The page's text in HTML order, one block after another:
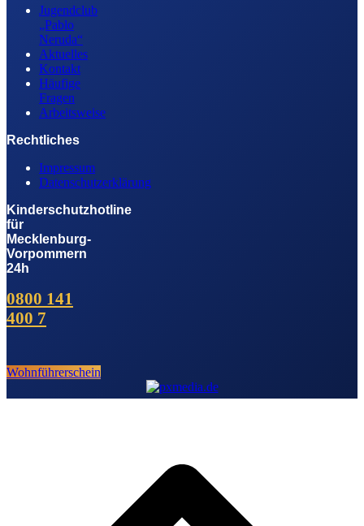
Jugendclub
„Pablo
Neruda“
Aktuelles
Kontakt
Häufige
Fragen
Arbeitsweise
Rechtliches
Impressum
Datenschutzerklärung
Kinderschutzhotline
für
Mecklenburg-
Vorpommern
24h
0800 141
400 7
Wohnführerschein